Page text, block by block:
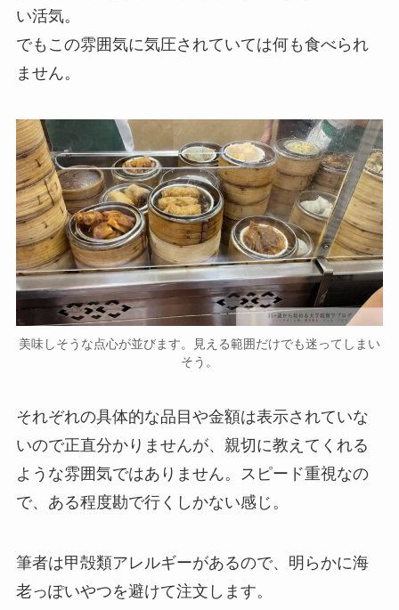
い活気。
でもこの雰囲気に気圧されていては何も食べられ
ません。
美味しそうな点心が並びます。見える範囲だけでも迷ってしまい
そう。
それぞれの具体的な品目や金額は表示されていな
いので正直分かりませんが、親切に教えてくれる
ような雰囲気ではありません。スピード重視なの
で、ある程度勘で行くしかない感じ。
筆者は甲殻類アレルギーがあるので、明らかに海
老っぽいやつを避けて注文します。